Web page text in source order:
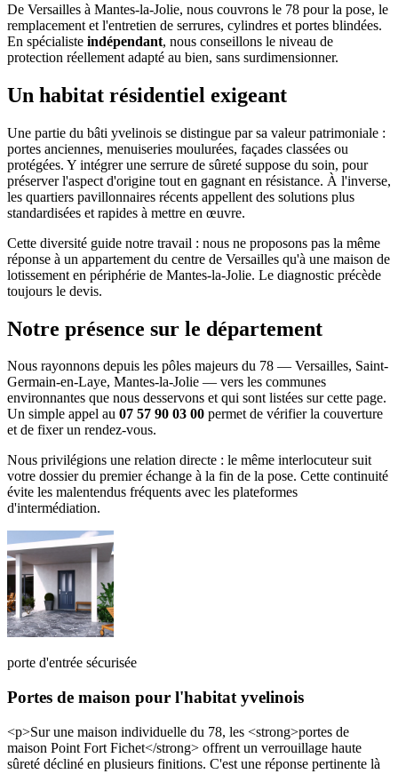
De Versailles à Mantes-la-Jolie, nous couvrons le 78 pour la pose, le
remplacement et l'entretien de serrures, cylindres et portes blindées.
En spécialiste indépendant, nous conseillons le niveau de
protection réellement adapté au bien, sans surdimensionner.
Un habitat résidentiel exigeant
Une partie du bâti yvelinois se distingue par sa valeur patrimoniale :
portes anciennes, menuiseries moulurées, façades classées ou
protégées. Y intégrer une serrure de sûreté suppose du soin, pour
préserver l'aspect d'origine tout en gagnant en résistance. À l'inverse,
les quartiers pavillonnaires récents appellent des solutions plus
standardisées et rapides à mettre en œuvre.
Cette diversité guide notre travail : nous ne proposons pas la même
réponse à un appartement du centre de Versailles qu'à une maison de
lotissement en périphérie de Mantes-la-Jolie. Le diagnostic précède
toujours le devis.
Notre présence sur le département
Nous rayonnons depuis les pôles majeurs du 78 — Versailles, Saint-
Germain-en-Laye, Mantes-la-Jolie — vers les communes
environnantes que nous desservons et qui sont listées sur cette page.
Un simple appel au 07 57 90 03 00 permet de vérifier la couverture
et de fixer un rendez-vous.
Nous privilégions une relation directe : le même interlocuteur suit
votre dossier du premier échange à la fin de la pose. Cette continuité
évite les malentendus fréquents avec les plateformes
d'intermédiation.
porte d'entrée sécurisée
Portes de maison pour l'habitat yvelinois
<p>Sur une maison individuelle du 78, les <strong>portes de
maison Point Fort Fichet</strong> offrent un verrouillage haute
sûreté décliné en plusieurs finitions. C'est une réponse pertinente là